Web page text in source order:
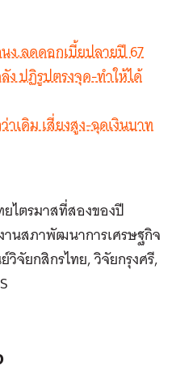
ง.ลดดอกเบี้ยปลายปี 67
ง ปฏิรูปตรงจุด-ทำให้ได้
เดิม เสี่ยงสูง-ฉุดเงินบาท
ยไตรมาสที่สองของปี
านสภาพัฒนาการเศรษฐกิจ
จัยกสิกรไทย, วิจัยกรุงศรี,